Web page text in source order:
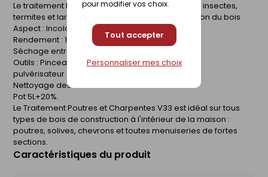
pour modifier vos choix.
Tout accepter
Personnaliser mes choix
Le traitement Poutres et Charpentes V33 élimine insectes,
termites et larves responsables de la dégradation du bois
Aspect : Incolore
Rendement : 1L = ± 5m²
Séchage entre 2 couches : 15min
Outils : Pinceau
pulvérisateur
Nettoyage des outils : Eau
Pot 5L+20%.
Le Traitement Poutres et Charpentes V33 est idéal sur tous
types de bois de construction à l'intérieur de la maison :
poutres, solives, chevrons et toutes menuiseries de fortes
sections.
Caractéristiques du produit